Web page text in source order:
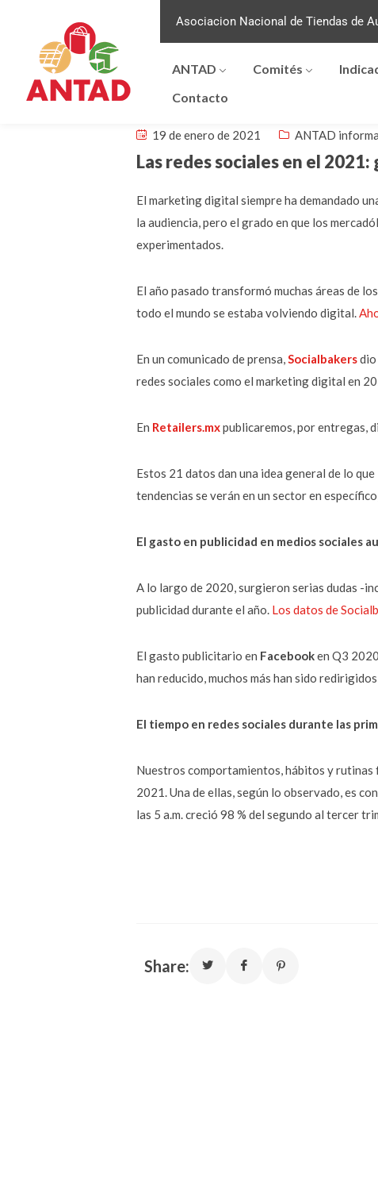
Asociacion Nacional de Tiendas de
ANTAD Comités
Contacto
19 de enero de 2021 ANTAD informa
Las redes sociales en el
El marketing digital siempre ha demandado
la audiencia, pero el grado en que los
experimentados.
El año pasado transformó muchas áreas de
todo el mundo se estaba volviendo digital.
En un comunicado de prensa,Socialbakersdio
redes sociales como el marketing digital en
En Retailers.mxpublicaremos, por entregas,
Estos 21 datos dan una idea general de lo
tendencias se verán en un sector en
El gasto en publicidad en medios sociales
A lo largo de 2020, surgieron serias dudas -
publicidad durante el año. Los datos de
El gasto publicitario en Facebooken Q3
han reducido, muchos más han sido
El tiempo en redes sociales durante las
Nuestros comportamientos, hábitos y rutinas
2021. Una de ellas, según lo observado, es
las 5 a.m. creció 98 % del segundo al tercer
Share: